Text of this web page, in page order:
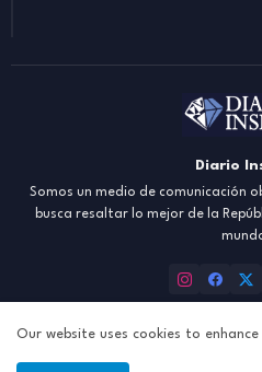
Diario
Somos un medio de comunicación
busca resaltar lo mejor de la
Our website uses cookies to